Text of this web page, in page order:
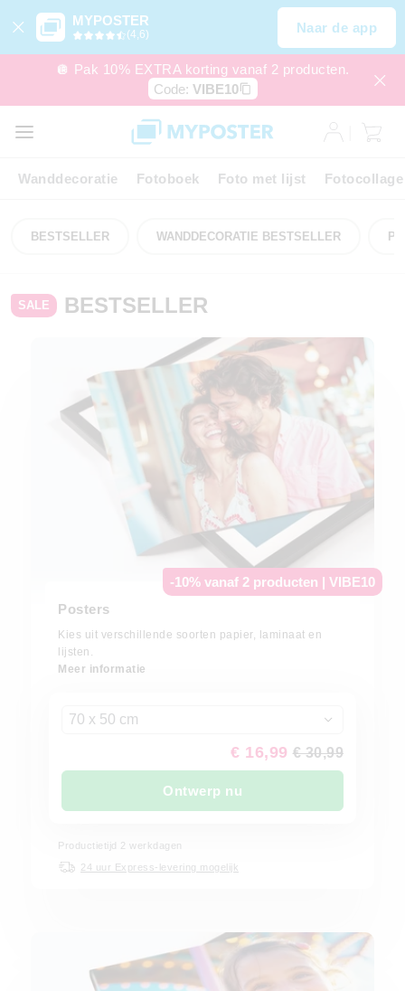
MYPOSTER
(4,6) Naar de app
🪩 Pak 10% EXTRA korting vanaf 2 producten.
Code: VIBE10
Wanddecoratie Fotoboek Foto met lijst Fotocollage
BESTSELLER WANDDECORATIE BESTSELLER
SALE BESTSELLER
-10% vanaf 2 producten | VIBE10
Posters
Kies uit verschillende soorten papier, laminaat en
lijsten.
Meer informatie
70 x 50 cm
€ 16,99 € 30,99
Ontwerp nu
Productietijd 2 werkdagen
24 uur Express-levering mogelijk